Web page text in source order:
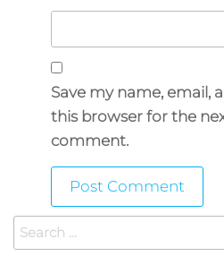
Save my name, email,
this browser for the
comment.